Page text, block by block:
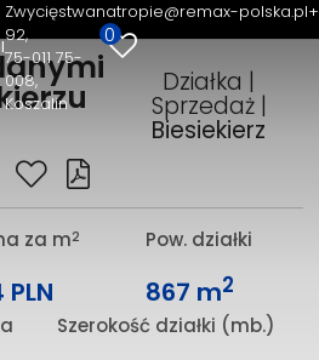
Zwycięstwa
92
75-011 75-
008,
Koszalin
natropie@remax-polska.pl
0
Działka |
Sprzedaż |
Biesiekierz
za m2
PLN
Pow. działki
867 m2
Szerokość działki (mb.)